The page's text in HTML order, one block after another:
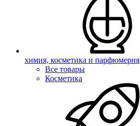
химия, косметика и парфюмерия
Все товары
Косметика